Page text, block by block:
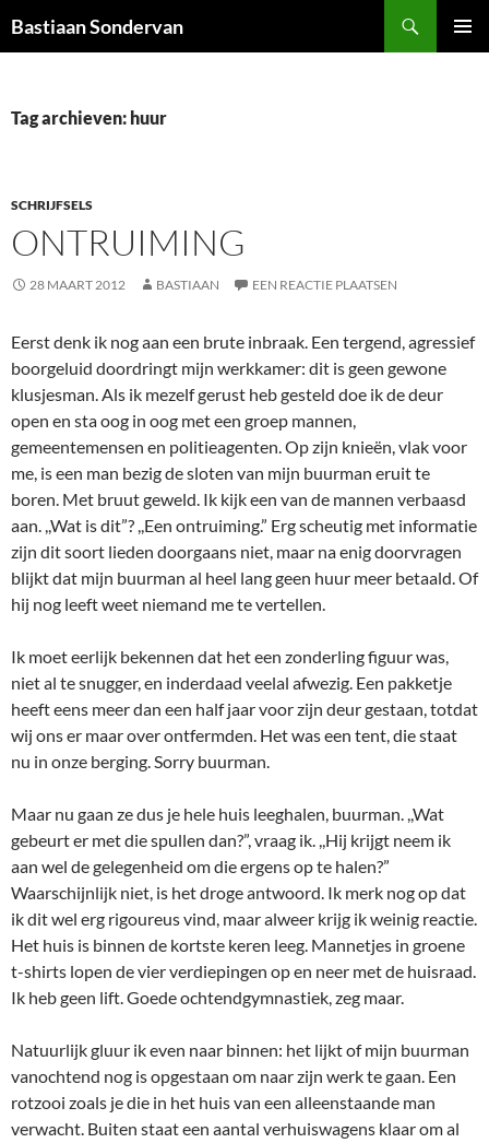
naar
Bastiaan Sondervan
Tag archieven: huur
SCHRIJFSELS
ONTRUIMING
28 MAART 2012 BASTIAAN EEN REACTIE PLAATSEN
Eerst denk ik nog aan een brute inbraak. Een tergend, agressief
boorgeluid doordringt mijn werkkamer: dit is geen gewone
klusjesman. Als ik mezelf gerust heb gesteld doe ik de deur
open en sta oog in oog met een groep mannen,
gemeentemensen en politieagenten. Op zijn knieën, vlak voor
me, is een man bezig de sloten van mijn buurman eruit te
boren. Met bruut geweld. Ik kijk een van de mannen verbaasd
aan. ,,Wat is dit”? ,,Een ontruiming.” Erg scheutig met informatie
zijn dit soort lieden doorgaans niet, maar na enig doorvragen
blijkt dat mijn buurman al heel lang geen huur meer betaald. Of
hij nog leeft weet niemand me te vertellen.
Ik moet eerlijk bekennen dat het een zonderling figuur was,
niet al te snugger, en inderdaad veelal afwezig. Een pakketje
heeft eens meer dan een half jaar voor zijn deur gestaan, totdat
wij ons er maar over ontfermden. Het was een tent, die staat
nu in onze berging. Sorry buurman.
Maar nu gaan ze dus je hele huis leeghalen, buurman. ,,Wat
gebeurt er met die spullen dan?”, vraag ik. ,,Hij krijgt neem ik
aan wel de gelegenheid om die ergens op te halen?”
Waarschijnlijk niet, is het droge antwoord. Ik merk nog op dat
ik dit wel erg rigoureus vind, maar alweer krijg ik weinig reactie.
Het huis is binnen de kortste keren leeg. Mannetjes in groene
t-shirts lopen de vier verdiepingen op en neer met de huisraad.
Ik heb geen lift. Goede ochtendgymnastiek, zeg maar.
Natuurlijk gluur ik even naar binnen: het lijkt of mijn buurman
vanochtend nog is opgestaan om naar zijn werk te gaan. Een
rotzooi zoals je die in het huis van een alleenstaande man
verwacht. Buiten staat een aantal verhuiswagens klaar om al